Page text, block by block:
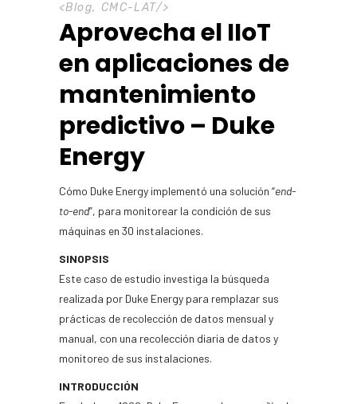
<Blog, CMC-LAT/>
Aprovecha el IIoT
en aplicaciones de
mantenimiento
predictivo – Duke
Energy
Cómo Duke Energy implementó una solución “end-
to-end”, para monitorear la condición de sus
máquinas en 30 instalaciones.
SINOPSIS
Este caso de estudio investiga la búsqueda
realizada por Duke Energy para remplazar sus
prácticas de recolección de datos mensual y
manual, con una recolección diaria de datos y
monitoreo de sus instalaciones.
INTRODUCCIÓN